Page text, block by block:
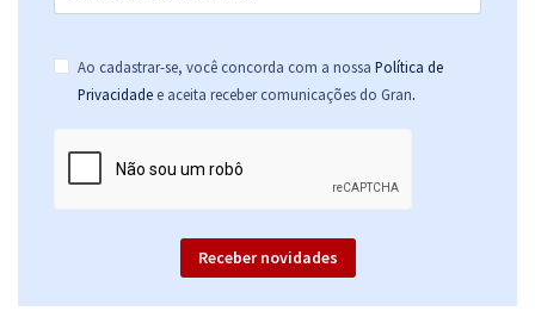
Ao cadastrar-se, você concorda com a nossa Política de
Privacidade e aceita receber comunicações do Gran.
Receber novidades